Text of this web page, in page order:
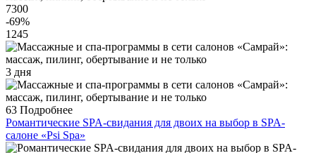
7300
-69%
1245
3 дня
63 Подробнее
Романтические SPA-свидания для двоих на выбор в SPA-
салоне «Psi Spa»